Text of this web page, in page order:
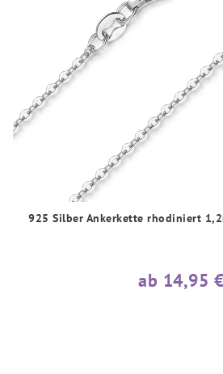
925 Silber Ankerkette rhodiniert
ab 14,95 €